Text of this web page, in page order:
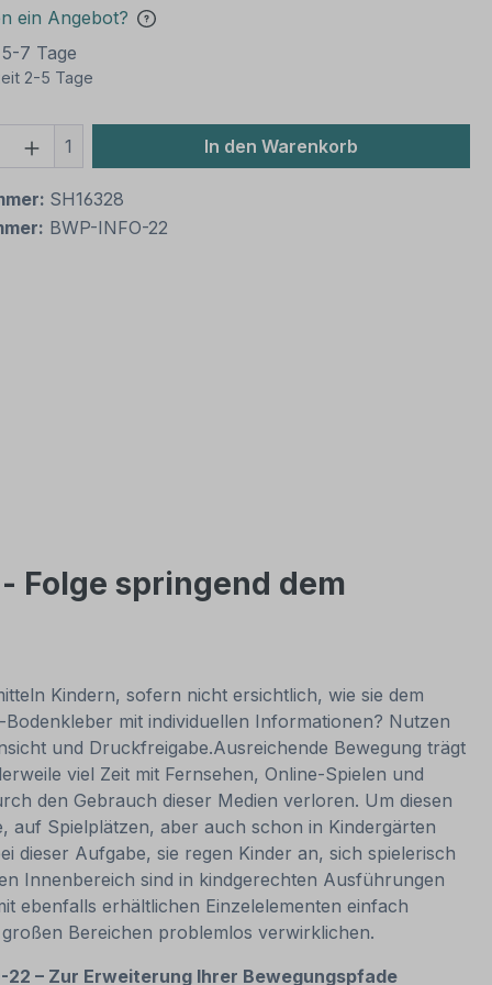
ein Angebot?
7 Tage
2-5 Tage
Anzahl: Gib den gewünschten Wert
1 In den Warenkorb
SH16328
BWP-INFO-22
Folge springend dem
Kindern, sofern nicht ersichtlich, wie sie dem
mit individuellen Informationen? Nutzen
und Druckfreigabe.Ausreichende Bewegung trägt
viel Zeit mit Fernsehen, Online-Spielen und
den Gebrauch dieser Medien verloren. Um diesen
auf Spielplätzen, aber auch schon in Kindergärten
dieser Aufgabe, sie regen Kinder an, sich spielerisch
Innenbereich sind in kindgerechten Ausführungen
ebenfalls erhältlichen Einzelelementen einfach
Bereichen problemlos verwirklichen.
– Zur Erweiterung Ihrer Bewegungspfade